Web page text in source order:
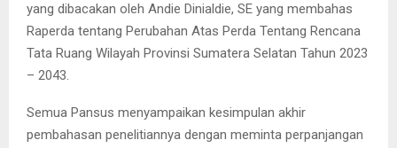
yang dibacakan oleh Andie Dinialdie, SE yang membahas
Raperda tentang Perubahan Atas Perda Tentang Rencana
Tata Ruang Wilayah Provinsi Sumatera Selatan Tahun 2023
– 2043.
Semua Pansus menyampaikan kesimpulan akhir
pembahasan penelitiannya dengan meminta perpanjangan